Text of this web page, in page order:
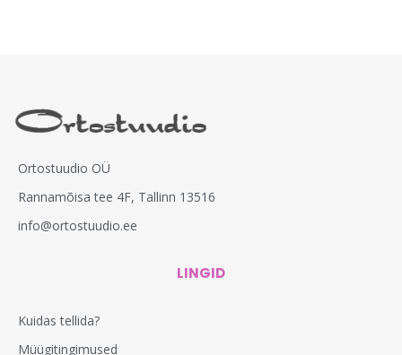
Ortostuudio OÜ
Rannamõisa tee 4F, Tallinn 13516
info@ortostuudio.ee
LINGID
Kuidas tellida?
Müügitingimused